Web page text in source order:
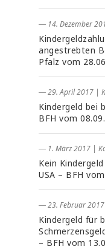
― 14. Dezember
angestrebten
Pfalz vom
― 29. April 2017 |
Kindergeld bei
BFH vom
― 1. März 2017 |
Kein
USA – BFH
― 23. Februar 2017
Kindergeld für
– BFH vom